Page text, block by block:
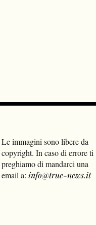
Le immagini sono libere da
copyright. In caso di errore ti
preghiamo di mandarci una
email a: info@true-news.it